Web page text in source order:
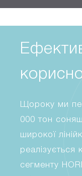
Щороку ми
000 тон
широкої
реалізується
сегменту